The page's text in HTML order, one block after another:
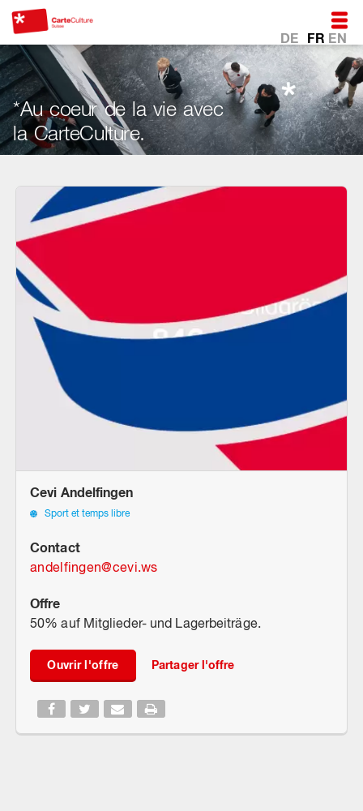
DE FR EN
*Au coeur de la vie avec
la CarteCulture.
Cevi Andelfingen
Sport et temps libre
Contact
andelfingen@cevi.ws
Offre
50% auf Mitglieder- und Lagerbeiträge.
Ouvrir l'offre Partager l'offre